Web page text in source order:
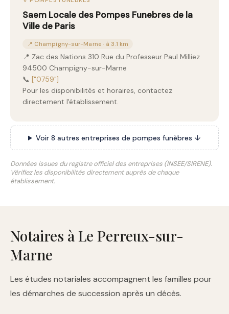
Saem Locale des Pompes Funebres de la
Ville de Paris
📍 Champigny-sur-Marne · à 3.1 km
📍 Zac des Nations 310 Rue du Professeur Paul Milliez
94500 Champigny-sur-Marne
📞 ["0759"]
Pour les disponibilités et horaires, contactez
directement l'établissement.
Voir 8 autres entreprises de pompes funèbres ↓
Données issues du registre officiel des entreprises (INSEE/SIRENE).
Vérifiez les disponibilités directement auprès de chaque
établissement.
Notaires à Le Perreux-sur-
Marne
Les études notariales accompagnent les familles pour
les démarches de succession après un décès.